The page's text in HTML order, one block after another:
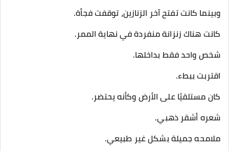
وبينما كانت تفتح آخر الزنازين، توقفت فجأة.
كانت هناك زنزانة منفردة في نهاية الممر.
شخص واحد فقط بداخلها.
اقتربت ببطء.
كان مستلقيًا على الأرض وكأنه يحتضر.
شعره أشقر ذهبي.
ملامحه جميلة بشكل غير طبيعي.